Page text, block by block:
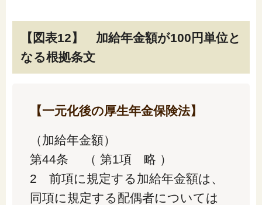
【図表12】 加給年金額が100円単位と
なる根拠条文
【一元化後の厚生年金保険法】
（加給年金額）
第44条 （ 第1項 略 ）
2 前項に規定する加給年金額は、
同項に規定する配偶者については